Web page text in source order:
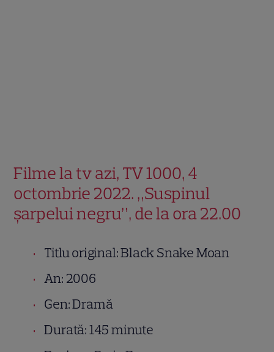
Filme la tv azi, TV 1000, 4
octombrie 2022. „Suspinul
șarpelui negru”, de la ora 22.00
Titlu original: Black Snake Moan
An: 2006
Gen: Dramă
Durată: 145 minute